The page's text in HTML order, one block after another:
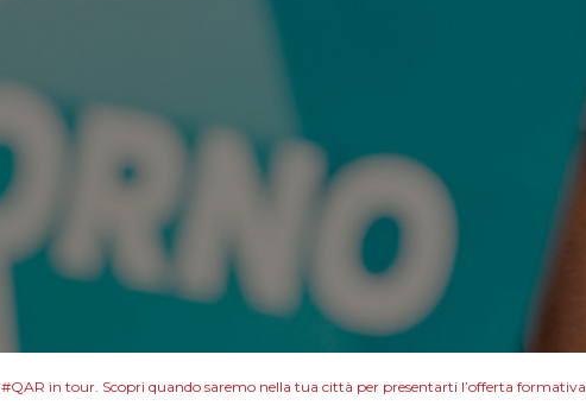
#QAR in tour. Scopri quando saremo nella tua città per presentarti l’offerta formativa